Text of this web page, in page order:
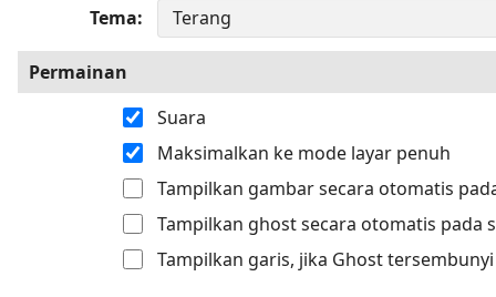
Tema
Permainan
Suara
Maksimalkan ke mode layar penuh
Tampilkan gambar secara otomatis
Tampilkan ghost secara otomatis pada
Tampilkan garis, jika Ghost tersembunyi